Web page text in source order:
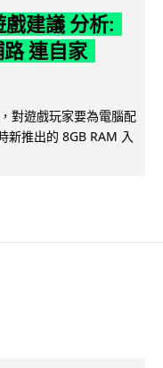
建議 分析:
連自家
對遊戲玩家要為電腦配
新推出的 8GB RAM 入